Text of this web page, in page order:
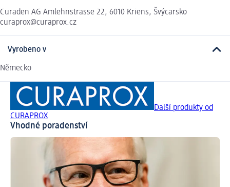
Curaden AG Amlehnstrasse 22, 6010 Kriens, Švýcarsko
curaprox@curaprox.cz
Vyrobeno v
Německo
Další produkty od
CURAPROX
Vhodné poradenství